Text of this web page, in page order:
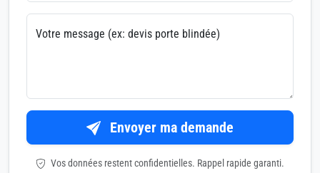
Votre message (ex: devis porte blindée)
Envoyer ma demande
Vos données restent confidentielles. Rappel rapide garanti.